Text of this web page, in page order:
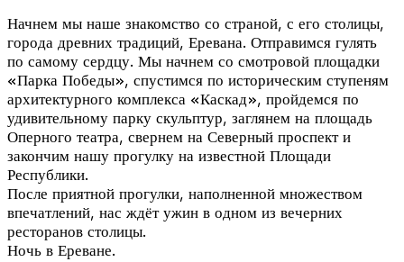
Начнем мы наше знакомство со страной, с его столицы,
города древних традиций, Еревана. Отправимся гулять
по самому сердцу. Мы начнем со смотровой площадки
«Парка Победы», спустимся по историческим ступеням
архитектурного комплекса «Каскад», пройдемся по
удивительному парку скульптур, заглянем на площадь
Оперного театра, свернем на Северный проспект и
закончим нашу прогулку на известной Площади
Республики.
После приятной прогулки, наполненной множеством
впечатлений, нас ждёт ужин в одном из вечерних
ресторанов столицы.
Ночь в Ереване.